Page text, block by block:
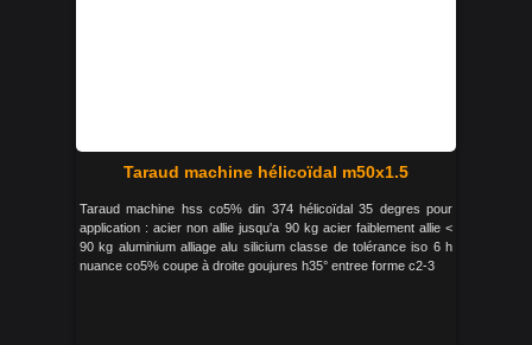
Taraud machine hélicoïdal m50x1.5
Taraud machine hss co5% din 374 hélicoïdal 35 degres pour
application : acier non allie jusqu'a 90 kg acier faiblement allie <
90 kg aluminium alliage alu silicium classe de tolérance iso 6 h
nuance co5% coupe à droite goujures h35° entree forme c2-3